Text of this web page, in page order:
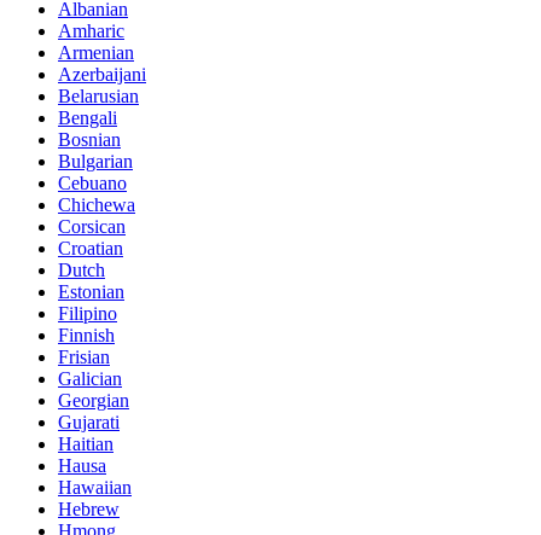
Albanian
Amharic
Armenian
Azerbaijani
Belarusian
Bengali
Bosnian
Bulgarian
Cebuano
Chichewa
Corsican
Croatian
Dutch
Estonian
Filipino
Finnish
Frisian
Galician
Georgian
Gujarati
Haitian
Hausa
Hawaiian
Hebrew